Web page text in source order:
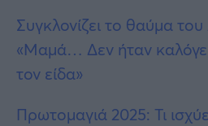
Συγκλονίζει το θαύμα
«Μαμά… Δεν ήταν
τον είδα»
Πρωτομαγιά 2025: Τι